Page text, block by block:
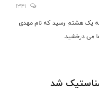
1341
یک هشتم رسید که نام مهدی
می درخشید.
شد